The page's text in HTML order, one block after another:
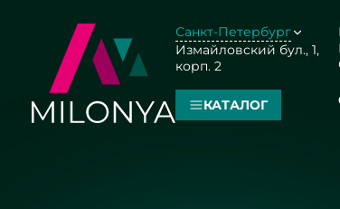
Санкт-Петербург
Измайловский бул., 1,
корп. 2
КАТАЛОГ